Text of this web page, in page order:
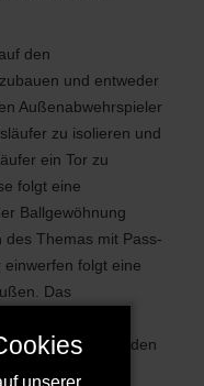
den
und entweder
Außenabwehrspieler
zu isolieren und
ein Tor zu
folgt eine
Ballgewöhnung
Themas mit Pass-
folgt eine
Das
durch zwei
werden
unserer